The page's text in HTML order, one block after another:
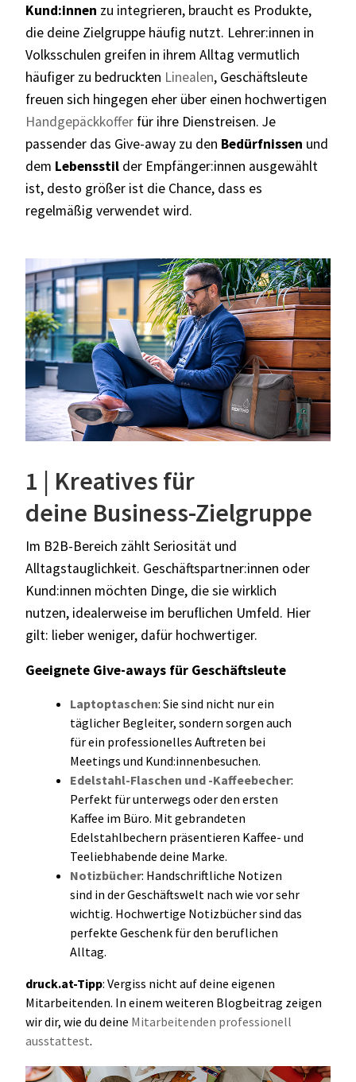
Kund:innen zu integrieren, braucht es Produkte,
die deine Zielgruppe häufig nutzt. Lehrer:innen in
Volksschulen greifen in ihrem Alltag vermutlich
häufiger zu bedruckten Linealen, Geschäftsleute
freuen sich hingegen eher über einen hochwertigen
Handgepäckkoffer für ihre Dienstreisen. Je
passender das Give-away zu den Bedürfnissen und
dem Lebensstil der Empfänger:innen ausgewählt
ist, desto größer ist die Chance, dass es
regelmäßig verwendetwird.
1 | Kreatives für
deine Business-Zielgruppe
Im B2B-Bereich zählt Seriosität und
Alltagstauglichkeit. Geschäftspartner:innen oder
Kund:innen möchten Dinge, die sie wirklich
nutzen, idealerweise im beruflichen Umfeld. Hier
gilt: lieber weniger, dafür hochwertiger.
Geeignete Give-aways für Geschäftsleute
Laptoptaschen: Sie sind nicht nur ein
täglicher Begleiter, sondern sorgen auch
für ein professionelles Auftreten bei
Meetings und Kund:innenbesuchen.
Edelstahl-Flaschen und -Kaffeebecher:
Perfekt für unterwegs oder den ersten
Kaffee im Büro. Mit gebrandeten
Edelstahlbechern präsentieren Kaffee- und
Teeliebhabende deine Marke.
Notizbücher: Handschriftliche Notizen
sind in der Geschäftswelt nach wie vor sehr
wichtig. Hochwertige Notizbücher sind das
perfekte Geschenk für den beruflichen
Alltag.
druck.at-Tipp: Vergiss nicht auf deine eigenen
Mitarbeitenden. In einem weiteren Blogbeitrag zeigen
wir dir, wie du deine Mitarbeitenden professionell
ausstattest.